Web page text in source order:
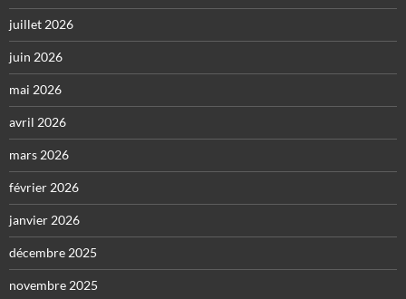
juillet 2026
juin 2026
mai 2026
avril 2026
mars 2026
février 2026
janvier 2026
décembre 2025
novembre 2025